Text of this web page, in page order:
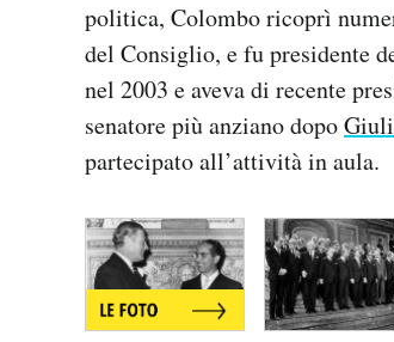
politica, Colombo ricoprì
del Consiglio, e fu presidente
nel 2003 e aveva di recente
senatore più anziano dopo
partecipato all’attività in aula.